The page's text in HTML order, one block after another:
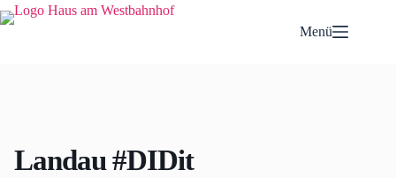
Zum
Inhalt
Menü
Landau #DIDit